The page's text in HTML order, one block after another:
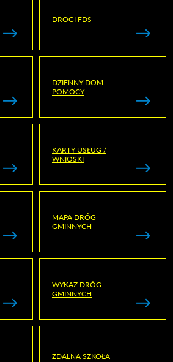
DROGI FDS
DZIENNY DOM
POMOCY
KARTY USŁUG /
WNIOSKI
MAPA DRÓG
GMINNYCH
WYKAZ DRÓG
GMINNYCH
ZDALNA SZKOŁA